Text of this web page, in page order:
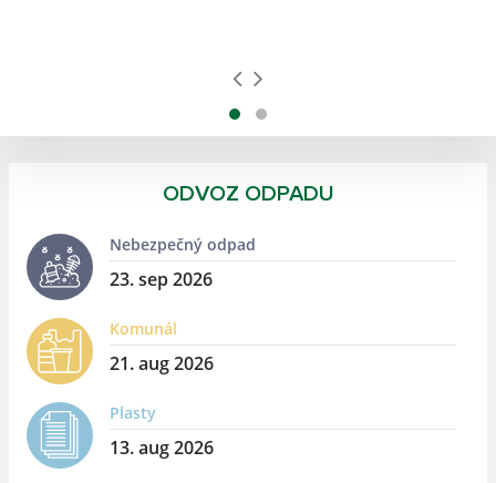
ODVOZ ODPADU
Nebezpečný odpad
23. sep 2026
Komunál
21. aug 2026
Plasty
13. aug 2026